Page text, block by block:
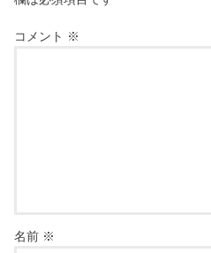
コメント ※
名前 ※